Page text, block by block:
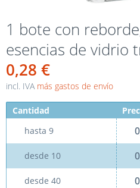
1 bote con
esencias de vidrio
0,28 €
incl. IVA más gastos de envío
Cantidad
hasta 9
desde 10
desde 40